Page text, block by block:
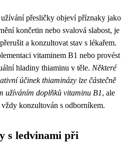
užívání přesličky objeví příznaky jako
končetin nebo svalová slabost, je
a konzultovat stav s lékařem.
vitaminem B1 nebo provést
hladiny thiaminu v těle. Některé
účinek thiaminázy lze částečně
užíváním doplňků vitaminu B1, ale
konzultován s odborníkem.
s ledvinami při